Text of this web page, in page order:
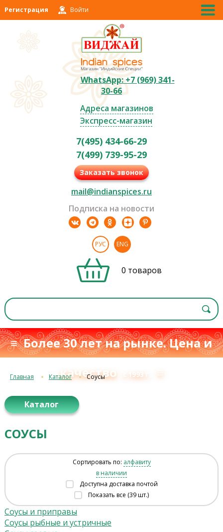
Регистрация Войти
WhatsApp: +7 (969) 341-
30-66
Адреса магазинов
Экспресс-магазин
7(495) 434-66-29
7(499) 739-95-29
Заказать звонок
mail@indianspices.ru
Подписка на новости
РУС ENG
0 товаров
≡ Более 30 лет на рынке. Цена и
качество
с 1993 г. ≡
Главная Каталог Соусы
Каталог
СОУСЫ
Сортировать по: алфавиту
в наличии
Доступна доставка почтой
Показать все (39 шт.)
Соусы и приправы
Соусы рыбные и устричные